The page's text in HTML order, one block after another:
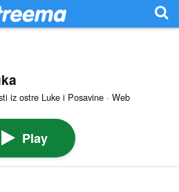
iz ostre Luke i Posavine · Web
Play